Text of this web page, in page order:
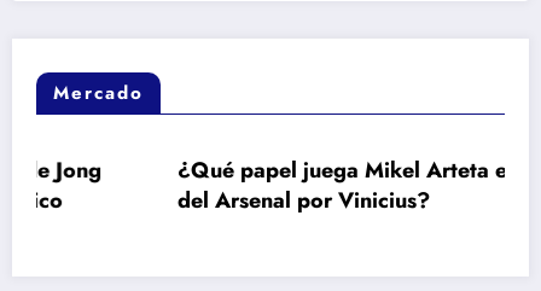
Mercado
¿Qué papel juega Mikel Arteta en el interés
del Arsenal por Vinicius?